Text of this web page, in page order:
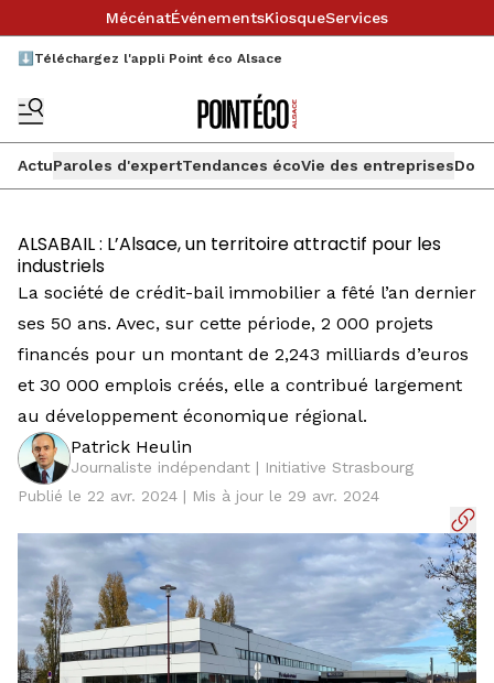
MécénatÉvénementsKiosqueServices
⬇️Téléchargez l'appli Point éco Alsace
ActuParoles d'expertTendances écoVie des entreprises
ALSABAIL : L’Alsace, un territoire attractif pour les
industriels
La société de crédit-bail immobilier a fêté l’an dernier
ses 50 ans. Avec, sur cette période, 2 000 projets
financés pour un montant de 2,243 milliards d’euros
et 30 000 emplois créés, elle a contribué largement
au développement économique régional.
Patrick Heulin
Journaliste indépendant | Initiative Strasbourg
Publié le 22 avr. 2024 | Mis à jour le 29 avr. 2024